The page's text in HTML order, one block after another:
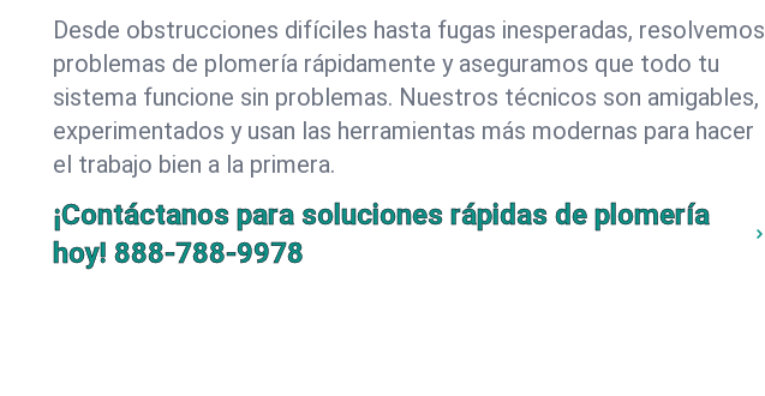
Desde obstrucciones difíciles hasta fugas inesperadas, resolvemos
problemas de plomería rápidamente y aseguramos que todo tu
sistema funcione sin problemas. Nuestros técnicos son amigables,
experimentados y usan las herramientas más modernas para hacer
el trabajo bien a la primera.
¡Contáctanos para soluciones rápidas de plomería
hoy! 888-788-9978